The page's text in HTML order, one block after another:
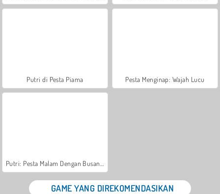
Putri di Pesta Piama Pesta Menginap: Wajah Lucu
GAME YANG DIREKOMENDASIKAN